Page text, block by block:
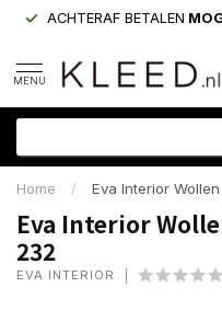
ACHTERAF BETALEN
MENU
Home / Eva Interior
Eva Interior
232
EVA INTERIOR